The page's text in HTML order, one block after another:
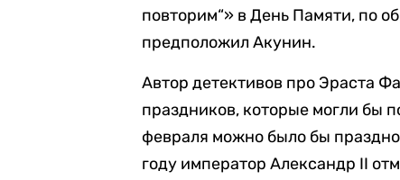
повторим“» в День Памяти, по
предположил Акунин.
Автор детективов про Эраста
праздников, которые могли бы
февраля можно было бы
году император Александр II